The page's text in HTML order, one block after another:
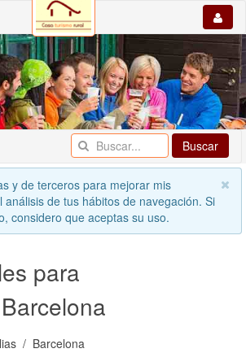
Buscar
y de terceros para mejorar mis
análisis de tus hábitos de navegación. Si
considero que aceptas su uso.
para
Barcelona